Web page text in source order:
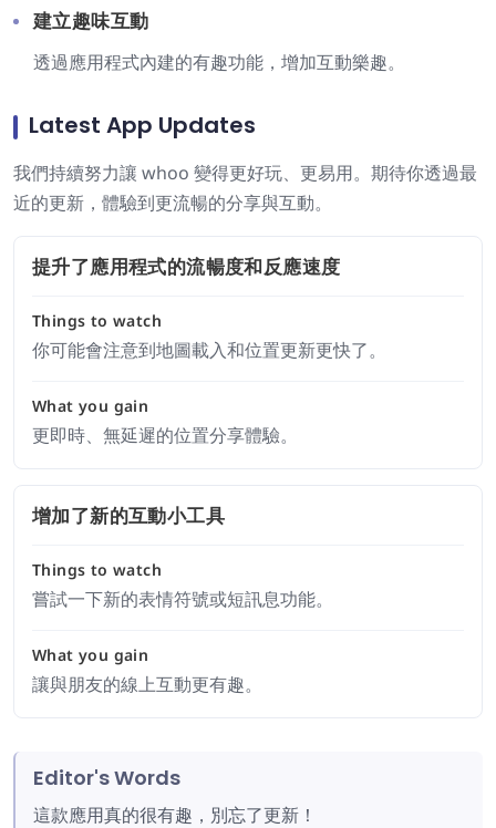
建立趣味互動
透過應用程式內建的有趣功能，增加互動樂趣。
Latest App Updates
我們持續努力讓 whoo 變得更好玩、更易用。期待你透過最
近的更新，體驗到更流暢的分享與互動。
提升了應用程式的流暢度和反應速度
Things to watch
你可能會注意到地圖載入和位置更新更快了。
What you gain
更即時、無延遲的位置分享體驗。
增加了新的互動小工具
Things to watch
嘗試一下新的表情符號或短訊息功能。
What you gain
讓與朋友的線上互動更有趣。
Editor's Words
這款應用真的很有趣，別忘了更新！